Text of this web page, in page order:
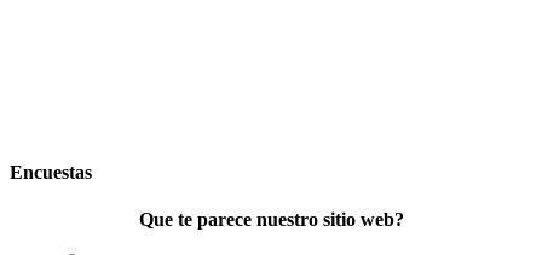
Encuestas
Que te parece nuestro sitio web?